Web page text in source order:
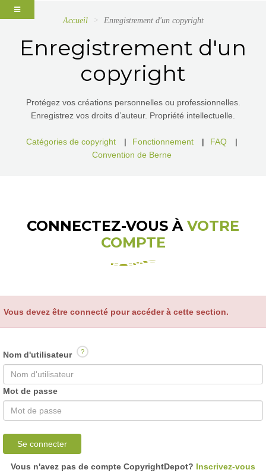
Accueil Enregistrement d'un copyright
Enregistrement d'un
copyright
Protégez vos créations personnelles ou professionnelles.
Enregistrez vos droits d’auteur. Propriété intellectuelle.
Catégories de copyright | Fonctionnement | FAQ
|
Convention de Berne
CONNECTEZ-VOUS À VOTRE
COMPTE
Vous devez être connecté pour accéder à cette section.
Nom d'utilisateur ?
Mot de passe
Se connecter
Vous n'avez pas de compte CopyrightDepot? Inscrivez-vous